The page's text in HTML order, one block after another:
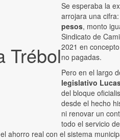
Trébol
Se esperaba la
arrojara una cifra:
pesos, monto
Sindicato de
2021 en
no pagadas.
Pero en el largo
legislativo
del bloque
desde el hecho
ni renovar un
todo el servicio
ahorro real con el sistema